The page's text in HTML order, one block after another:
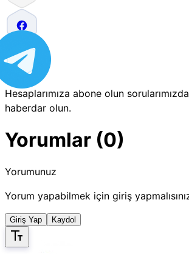
Hesaplarımıza abone olun
haberdar olun.
Yorumlar (0)
Yorumunuz
Yorum yapabilmek için giriş
Giriş Yap Kaydol